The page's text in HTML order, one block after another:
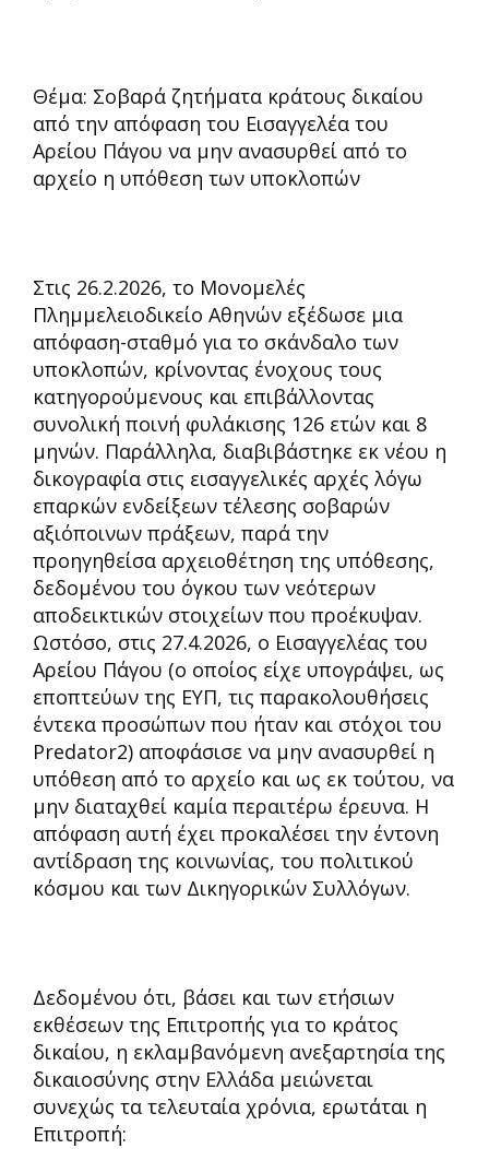
Θέμα: Σοβαρά ζητήματα κράτους δικαίου
από την απόφαση του Εισαγγελέα του
Αρείου Πάγου να μην ανασυρθεί από το
αρχείο η υπόθεση των υποκλοπών
Στις 26.2.2026, το Μονομελές
Πλημμελειοδικείο Αθηνών εξέδωσε μια
απόφαση-σταθμό για το σκάνδαλο των
υποκλοπών, κρίνοντας ένοχους τους
κατηγορούμενους και επιβάλλοντας
συνολική ποινή φυλάκισης 126 ετών και 8
μηνών. Παράλληλα, διαβιβάστηκε εκ νέου η
δικογραφία στις εισαγγελικές αρχές λόγω
επαρκών ενδείξεων τέλεσης σοβαρών
αξιόποινων πράξεων, παρά την
προηγηθείσα αρχειοθέτηση της υπόθεσης,
δεδομένου του όγκου των νεότερων
αποδεικτικών στοιχείων που προέκυψαν.
Ωστόσο, στις 27.4.2026, ο Εισαγγελέας του
Αρείου Πάγου (ο οποίος είχε υπογράψει, ως
εποπτεύων της ΕΥΠ, τις παρακολουθήσεις
έντεκα προσώπων που ήταν και στόχοι του
Predator2) αποφάσισε να μην ανασυρθεί η
υπόθεση από το αρχείο και ως εκ τούτου, να
μην διαταχθεί καμία περαιτέρω έρευνα. Η
απόφαση αυτή έχει προκαλέσει την έντονη
αντίδραση της κοινωνίας, του πολιτικού
κόσμου και των Δικηγορικών Συλλόγων.
Δεδομένου ότι, βάσει και των ετήσιων
εκθέσεων της Επιτροπής για το κράτος
δικαίου, η εκλαμβανόμενη ανεξαρτησία της
δικαιοσύνης στην Ελλάδα μειώνεται
συνεχώς τα τελευταία χρόνια, ερωτάται η
Επιτροπή: